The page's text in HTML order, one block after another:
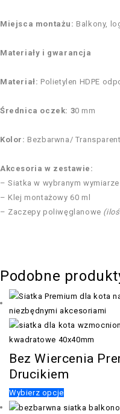
Miejsca montażu: Balkony,
Materiały i gwarancja
Materiał: Polietylen HDPE
Średnica oczek: 30 mm
Kolor: Bezbarwna/
Akcesoria w zestawie:
– Siatka w wybranym wymiarze
– Klej montażowy 60 ml
– Zaczepy poliwęglanowe
Podobne
Bez Wiercenia
Drucikiem
Wybierz opcje